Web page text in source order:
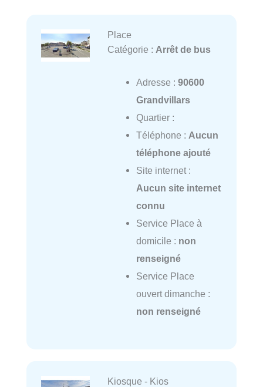
Place
Catégorie : Arrêt de bus
Adresse : 90600
Grandvillars
Quartier :
Téléphone : Aucun
téléphone ajouté
Site internet :
Aucun site internet
connu
Service Place à
domicile : non
renseigné
Service Place
ouvert dimanche :
non renseigné
Kiosque - Kios